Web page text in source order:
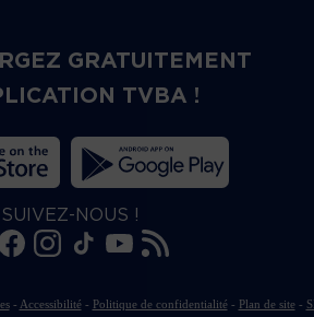
GRATUITEMENT
TVBA !
SUIVEZ-NOUS !
- Accessibilité- Politique de confidentialité- Plan de site-